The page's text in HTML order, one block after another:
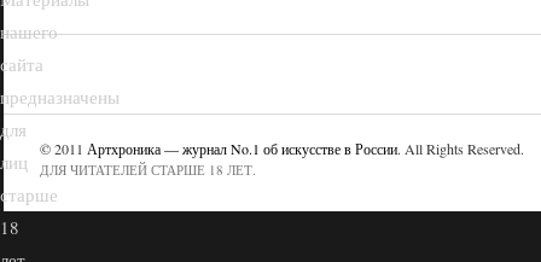
© 2011 Артхроника — журнал No.1 об искусстве в России. All Rights Reserved.
ДЛЯ ЧИТАТЕЛЕЙ СТАРШЕ 18 ЛЕТ.
нашего
сайта
предназначены
для
лиц
старше
18